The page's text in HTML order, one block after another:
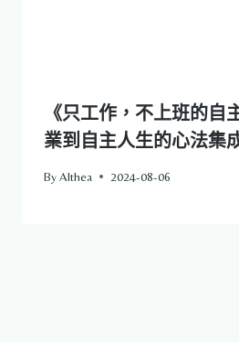
《只工作，不上班的自
業到自主人生的心法集
ByAlthea 2024-08-06